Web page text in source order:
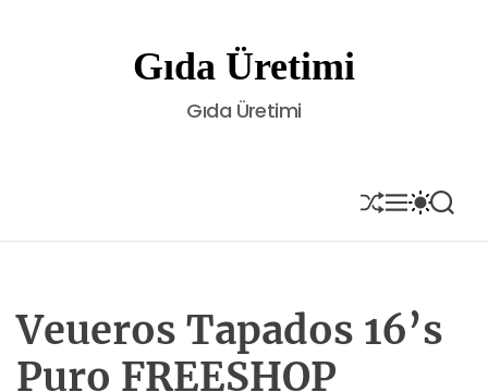
t
Gıda Üretimi
Gıda Üretimi
S
H
U
E
M
E
N
S
W
I
C
O
S
E
A
Veueros Tapados 16’s
Puro FREESHOP